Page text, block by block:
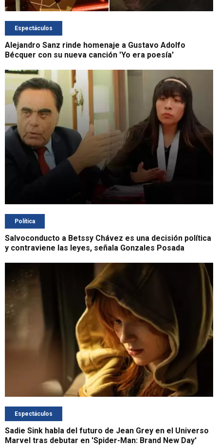
Espectáculos
Alejandro Sanz rinde homenaje a Gustavo Adolfo
Bécquer con su nueva canción 'Yo era poesía'
Política
Salvoconducto a Betssy Chávez es una decisión política
y contraviene las leyes, señala Gonzales Posada
Espectáculos
Sadie Sink habla del futuro de Jean Grey en el Universo
Marvel tras debutar en 'Spider-Man: Brand New Day'